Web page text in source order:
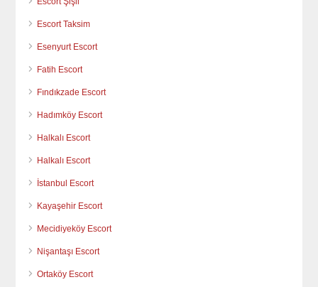
Escort Taksim
Esenyurt Escort
Fatih Escort
Fındıkzade Escort
Hadımköy Escort
Halkalı Escort
Halkalı Escort
İstanbul Escort
Kayaşehir Escort
Mecidiyeköy Escort
Nişantaşı Escort
Ortaköy Escort